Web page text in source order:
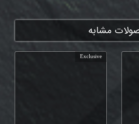
مشابه
Exclusive